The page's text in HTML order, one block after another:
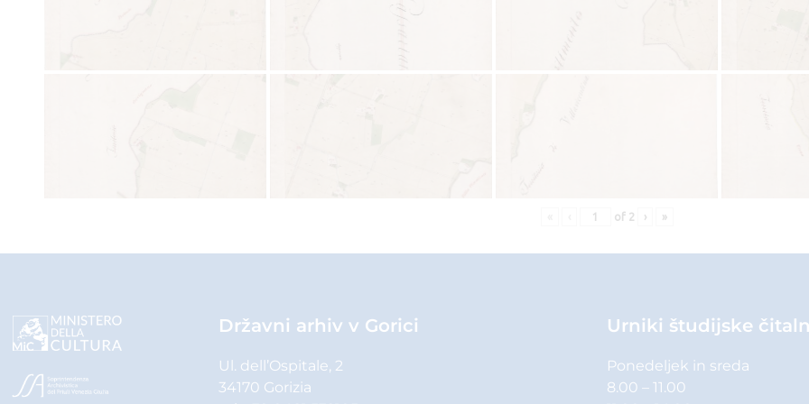
of 2 › »
Državni arhiv v Gorici
Ul. dell’Ospitale, 2
34170 Gorizia
Urniki študijske
Ponedeljek in sreda
8.00 – 11.00